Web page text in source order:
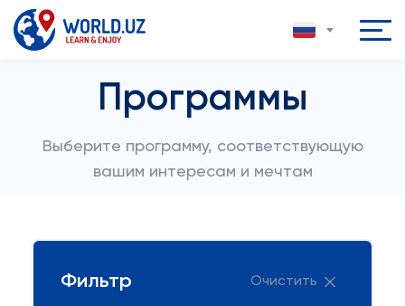
Программы
Выберите программу, соответствующую
вашим интересам и мечтам
Фильтр Очистить